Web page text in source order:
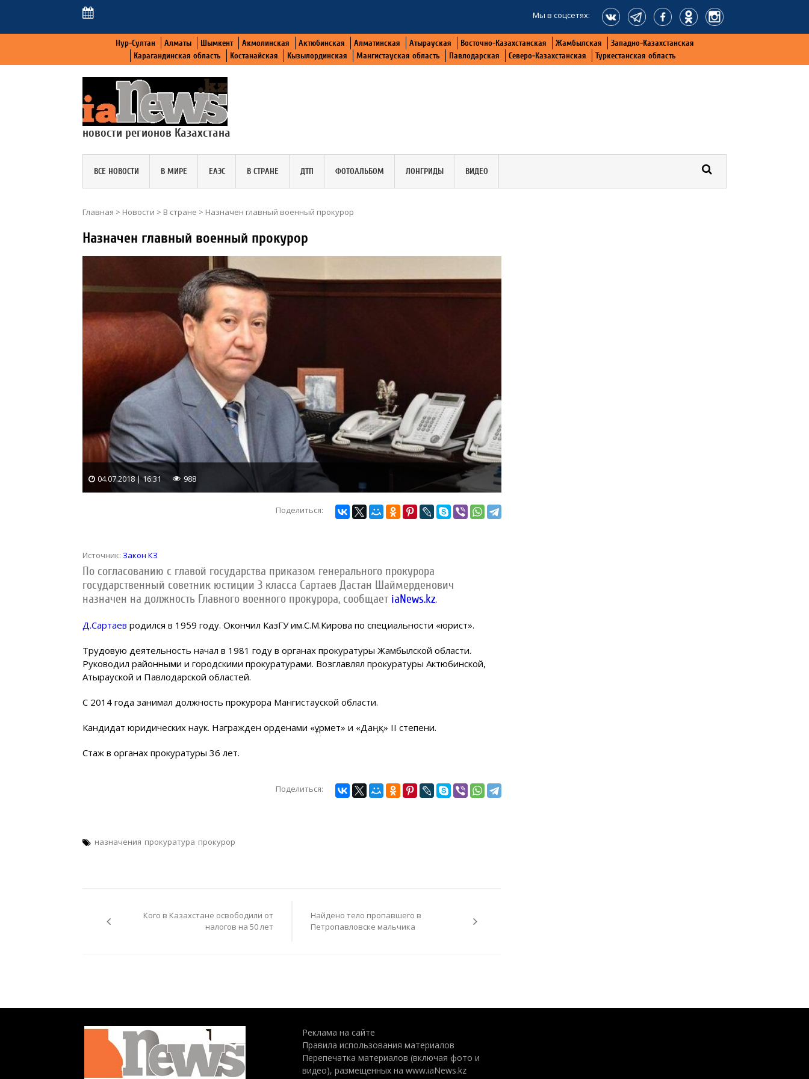
Мы в соцсетях:
Нур-Султан Алматы Шымкент Акмолинская Актюбинская Алматинская Атырауская Восточно-Казахстанская Жамбылская
Западно-Казахстанская
Карагандинская область
Костанайская Кызылординская Мангистауская область Павлодарская Северо-Казахстанская Туркестанская область
новости регионов Казахстана
ВСЕ НОВОСТИ В МИРЕ ЕАЭС В СТРАНЕ ДТП ФОТОАЛЬБОМ ЛОНГРИДЫ ВИДЕО
Главная > Новости > В стране > Назначен главный военный прокурор
Назначен главный военный прокурор
04.07.2018 | 16:31 988
Поделиться:
Источник: Закон КЗ
По согласованию с главой государства приказом генерального прокурора
государственный советник юстиции 3 класса Сартаев Дастан Шаймерденович
назначен на должность Главного военного прокурора, сообщает iaNews.kz.
Д.Сартаев родился в 1959 году. Окончил КазГУ им.С.М.Кирова по специальности «юрист».
Трудовую деятельность начал в 1981 году в органах прокуратуры Жамбылской области.
Руководил районными и городскими прокуратурами. Возглавлял прокуратуры Актюбинской,
Атырауской и Павлодарской областей.
С 2014 года занимал должность прокурора Мангистауской области.
Кандидат юридических наук. Награжден орденами «Құрмет» и «Даңқ» II степени.
Стаж в органах прокуратуры 36 лет.
Поделиться:
назначения прокуратура прокурор
записям
Кого в Казахстане освободили от
налогов на 50 лет
Найдено тело пропавшего в
Петропавловске мальчика
Реклама на сайте
Правила использования материалов
Перепечатка материалов (включая фото и
видео), размещенных на www.iaNews.kz